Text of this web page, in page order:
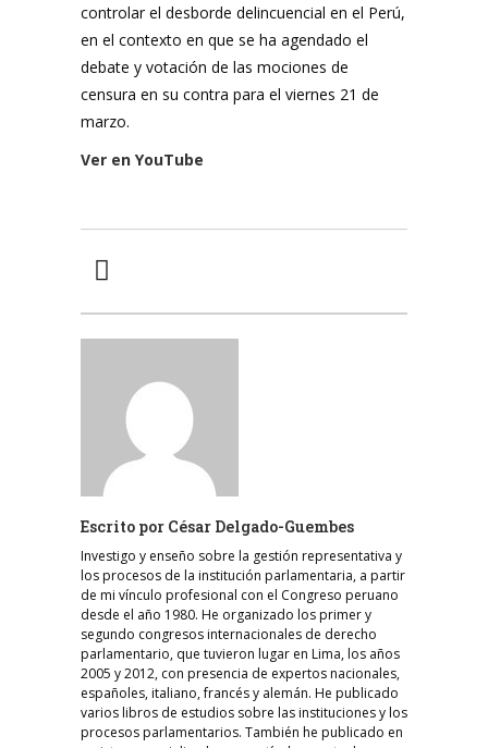
controlar el desborde delincuencial en el Perú,
en el contexto en que se ha agendado el
debate y votación de las mociones de
censura en su contra para el viernes 21 de
marzo.
Ver en YouTube
Escrito por César Delgado-Guembes
Investigo y enseño sobre la gestión representativa y
los procesos de la institución parlamentaria, a partir
de mi vínculo profesional con el Congreso peruano
desde el año 1980. He organizado los primer y
segundo congresos internacionales de derecho
parlamentario, que tuvieron lugar en Lima, los años
2005 y 2012, con presencia de expertos nacionales,
españoles, italiano, francés y alemán. He publicado
varios libros de estudios sobre las instituciones y los
procesos parlamentarios. También he publicado en